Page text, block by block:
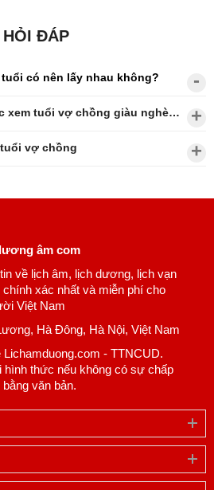
HỎI ĐÁP
có nên lấy nhau không?
Câu hỏi: Ý nghĩa của việc xem tuổi vợ chồng giàu nghèo?
vợ chồng
âm com
về lịch âm, lịch dương, lịch vạn
xác nhất và miễn phí cho
Việt Nam
Hà Đông, Hà Nội, Việt Nam
- TTNCUD.
thức nếu không có sự chấp
bằng văn bản.